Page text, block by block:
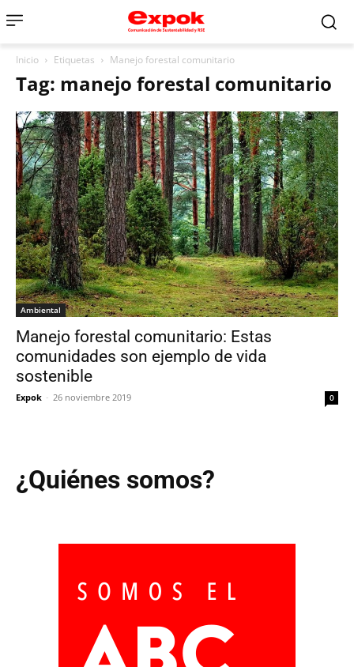
Inicio Etiquetas Manejo forestal comunitario
Tag: manejo forestal comunitario
Ambiental
Manejo forestal comunitario: Estas
comunidades son ejemplo de vida
sostenible
Expok - 26 noviembre 2019 0
¿Quiénes somos?